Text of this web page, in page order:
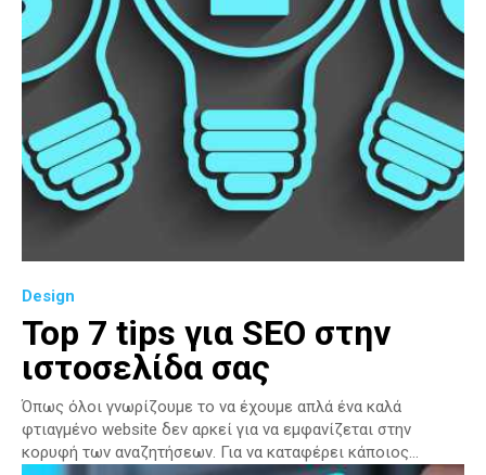
Design
Top 7 tips για SEO στην
ιστοσελίδα σας
Όπως όλοι γνωρίζουμε το να έχουμε απλά ένα καλά
φτιαγμένο website δεν αρκεί για να εμφανίζεται στην
κορυφή των αναζητήσεων. Για να καταφέρει κάποιος...